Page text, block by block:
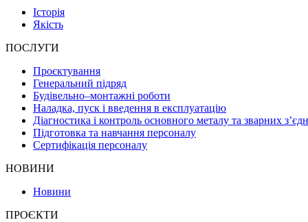
Історія
Якість
ПОСЛУГИ
Проєктування
Генеральний підряд
Будівельно–монтажні роботи
Наладка, пуск і введення в експлуатацію
Діагностика і контроль основного металу та зварних
Підготовка та навчання персоналу
Сертифікація персоналу
НОВИНИ
Новини
ПРОЄКТИ